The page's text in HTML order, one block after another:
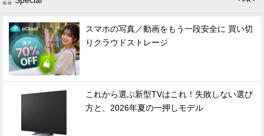
スマホの写真／動画をもう一段安全に 買い切
りクラウドストレージ
これから選ぶ新型TVはこれ！失敗しない選び
方と、2026年夏の一押しモデル